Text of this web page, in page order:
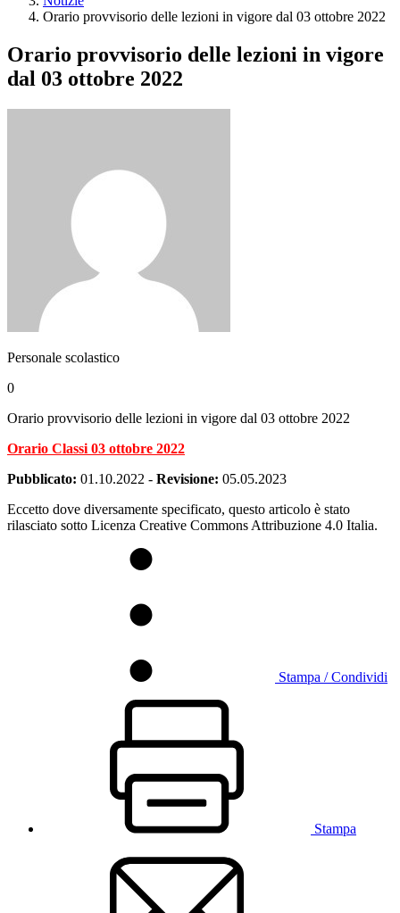
Orario provvisorio delle lezioni in vigore dal 03 ottobre 2022
Orario provvisorio delle lezioni in vigore
dal 03 ottobre 2022
Personale scolastico
0
Orario provvisorio delle lezioni in vigore dal 03 ottobre 2022
Orario Classi 03 ottobre 2022
Pubblicato: 01.10.2022 - Revisione: 05.05.2023
Eccetto dove diversamente specificato, questo articolo è stato
rilasciato sotto Licenza Creative Commons Attribuzione 4.0 Italia.
Stampa / Condividi
Stampa